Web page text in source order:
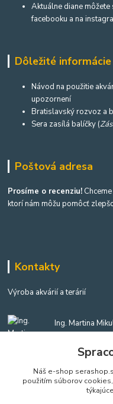
Aktuálne diane
facebooku a na
Dôležité informácie
Návod na použitie
upozornení
Bratislavský rozvoz a
Sera zasílá balíčky (
Poštová adresa
Prosíme o recenziu!
ktorí nám môžu pomôcť
Kontakty
Výroba akvárií a terárií
Ing. Martina
(Po-Pia, 8-16
akvaria@akvaria.sk
Náš e-shop
použitím súborov